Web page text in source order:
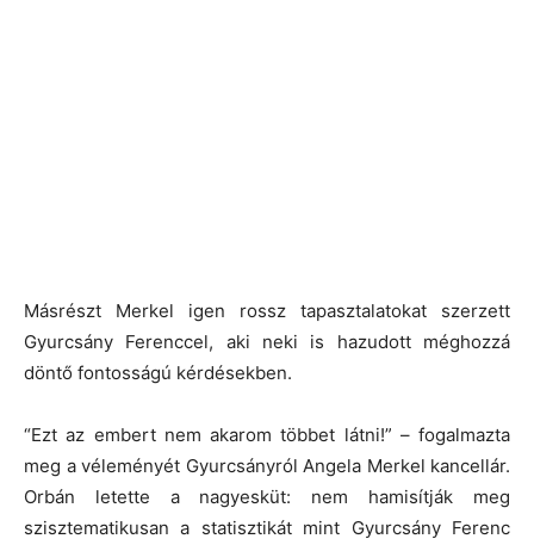
Másrészt Merkel igen rossz tapasztalatokat szerzett
Gyurcsány Ferenccel, aki neki is hazudott méghozzá
döntő fontosságú kérdésekben.
“Ezt az embert nem akarom többet látni!” – fogalmazta
meg a véleményét Gyurcsányról Angela Merkel kancellár.
Orbán letette a nagyesküt: nem hamisítják meg
szisztematikusan a statisztikát mint Gyurcsány Ferenc